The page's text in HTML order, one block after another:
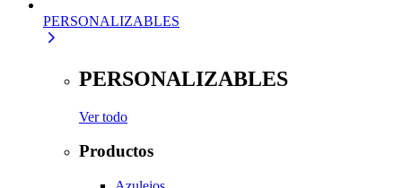
PERSONALIZABLES
PERSONALIZABLES
Ver todo
Productos